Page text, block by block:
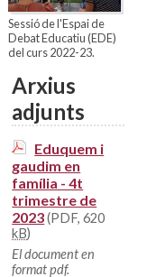
Sessió de l'Espai de
Debat Educatiu (EDE)
del curs 2022-23.
Arxius
adjunts
Eduquem i
gaudim en
família - 4t
trimestre de
2023(PDF, 620
kB)
El document en
format pdf.